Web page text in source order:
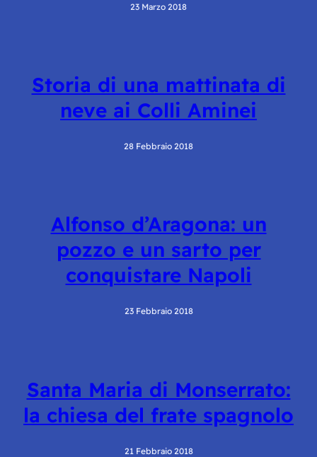
23 Marzo 2018
Storia di una mattinata di
neve ai Colli Aminei
28 Febbraio 2018
Alfonso d’Aragona: un
pozzo e un sarto per
conquistare Napoli
23 Febbraio 2018
Santa Maria di Monserrato:
la chiesa del frate spagnolo
21 Febbraio 2018